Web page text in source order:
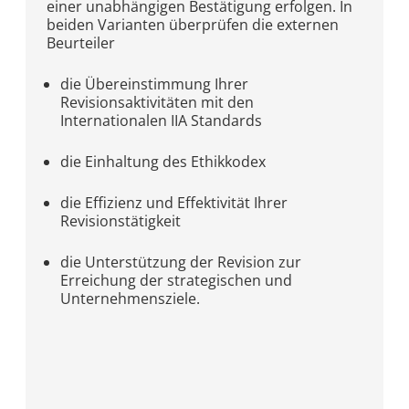
einer unabhängigen Bestätigung erfolgen. In
beiden Varianten überprüfen die externen
Beurteiler
die Übereinstimmung Ihrer
Revisionsaktivitäten mit den
Internationalen IIA Standards
die Einhaltung des Ethikkodex
die Effizienz und Effektivität Ihrer
Revisionstätigkeit
die Unterstützung der Revision zur
Erreichung der strategischen und
Unternehmensziele.